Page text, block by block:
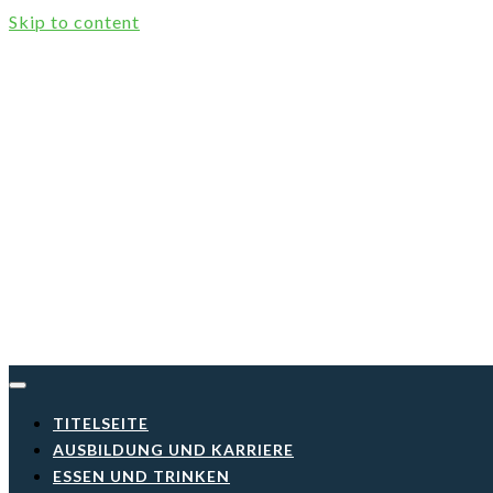
Skip to content
TITELSEITE
AUSBILDUNG UND KARRIERE
ESSEN UND TRINKEN